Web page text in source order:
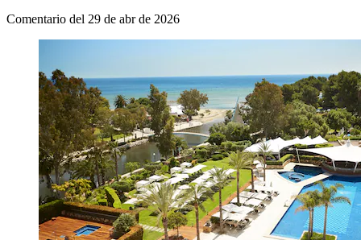
Comentario del 29 de abr de 2026